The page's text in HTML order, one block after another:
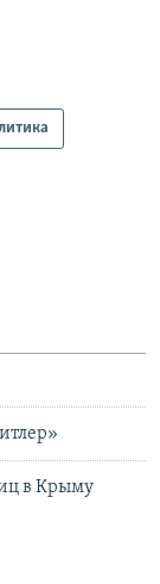
в Крыму